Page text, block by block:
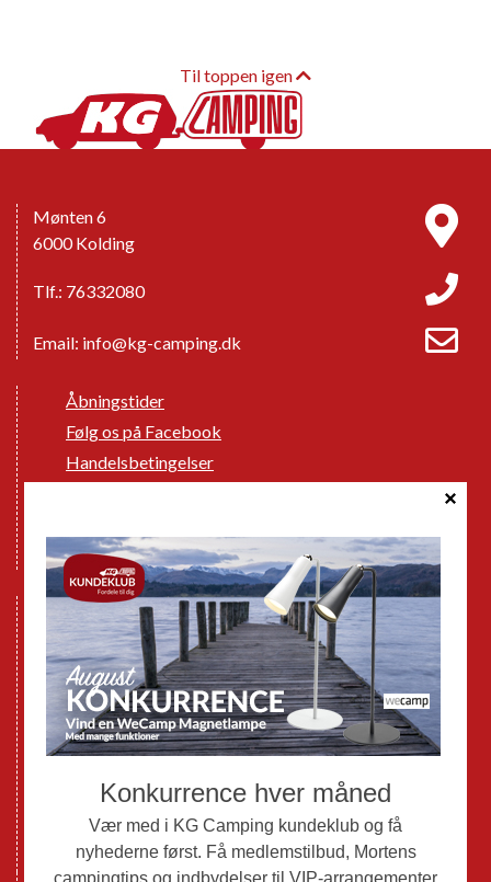
Til toppen igen
Mønten 6
6000 Kolding
Tlf.: 76332080
Email: info@kg-camping.dk
Åbningstider
Følg os på Facebook
Handelsbetingelser
GPDR - Optagelse af foto og video
Nye Campingvogne
Nye Autocampere og Vans
Brugte Campingvogne
Brugte Autocampere og Vans
Webshop
Mortens Campingtips
KG Camping Kundeklub
Nyheder